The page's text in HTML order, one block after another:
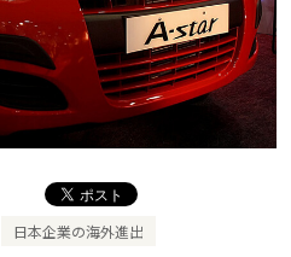
日本企業の海外進出